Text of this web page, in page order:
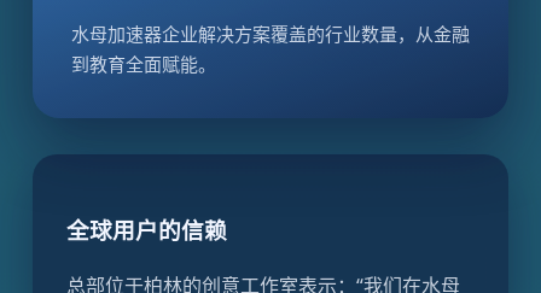
水母加速器企业解决方案覆盖的行业数量，从金融
到教育全面赋能。
全球用户的信赖
总部位于柏林的创意工作室表示：“我们在水母